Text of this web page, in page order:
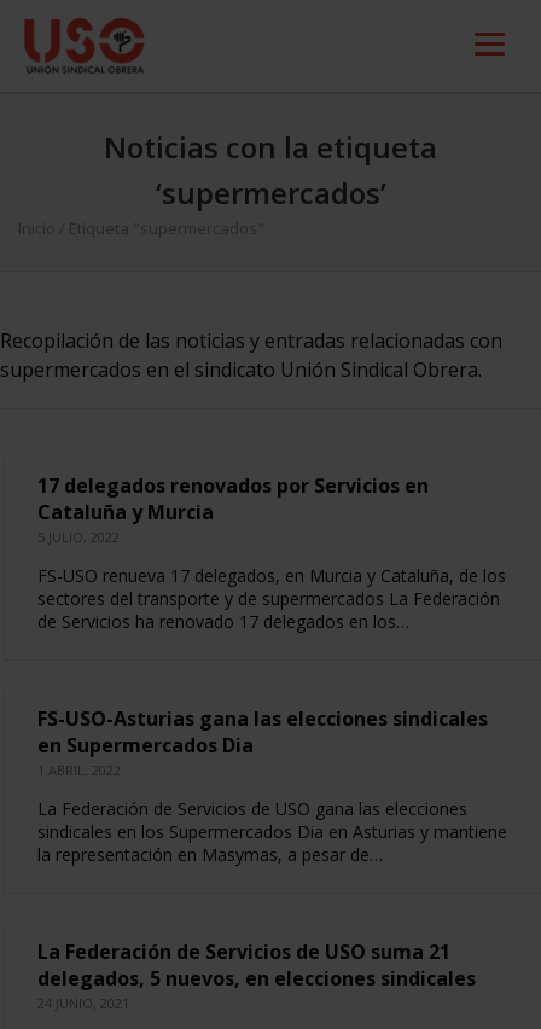
Noticias con la etiqueta
‘supermercados’
Inicio Etiqueta "supermercados"
Recopilación de las noticias y entradas relacionadas con
supermercados en el sindicato Unión Sindical Obrera.
17 delegados renovados por Servicios en
Cataluña y Murcia
5 JULIO, 2022
FS-USO renueva 17 delegados, en Murcia y Cataluña, de los
sectores del transporte y de supermercados La Federación
de Servicios ha renovado 17 delegados en los…
FS-USO-Asturias gana las elecciones sindicales
en Supermercados Dia
1 ABRIL, 2022
La Federación de Servicios de USO gana las elecciones
sindicales en los Supermercados Dia en Asturias y mantiene
la representación en Masymas, a pesar de…
La Federación de Servicios de USO suma 21
delegados, 5 nuevos, en elecciones sindicales
24 JUNIO, 2021